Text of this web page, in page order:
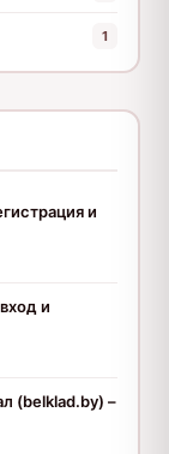
1
и
и
(belklad.by) –